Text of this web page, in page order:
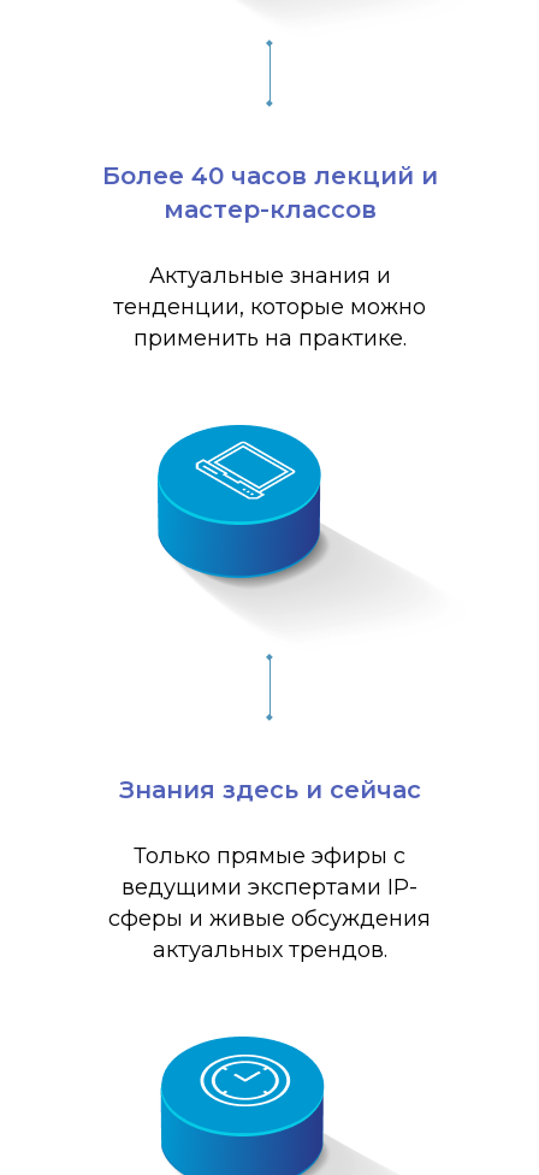
Более 40 часов лекций и
мастер-классов
Актуальные знания и
тенденции, которые можно
применить на практике.
Знания здесь и сейчас
Только прямые эфиры с
ведущими экспертами IP-
сферы и живые обсуждения
актуальных трендов.